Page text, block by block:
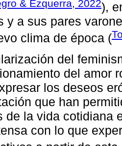
& Ezquerra, 2022),
y a sus pares
clima de época (
del
del amor
los deseos
que han
de la vida cotidiana
con lo que